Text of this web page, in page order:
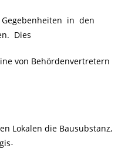
in den
Dies
von Behördenvertretern
Lokalen die Bausubstanz,